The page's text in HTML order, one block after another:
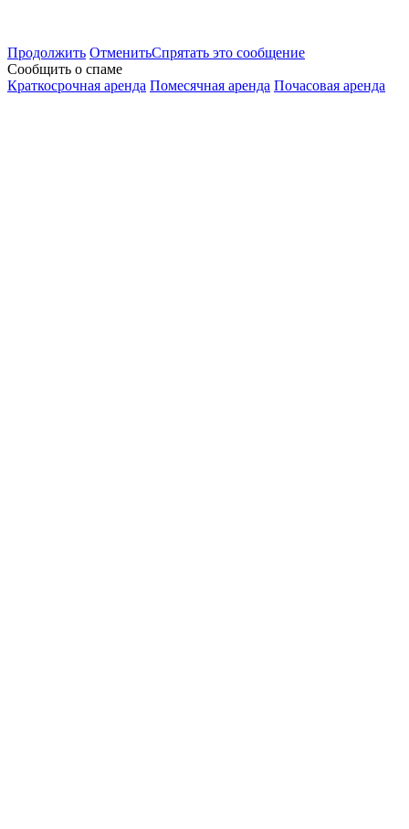
Продолжить ОтменитьСпрятать это сообщение
Сообщить о спаме
Краткосрочная аренда Помесячная аренда Почасовая аренда